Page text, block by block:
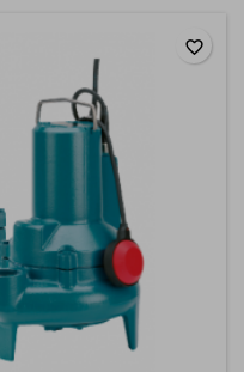
favorite_border